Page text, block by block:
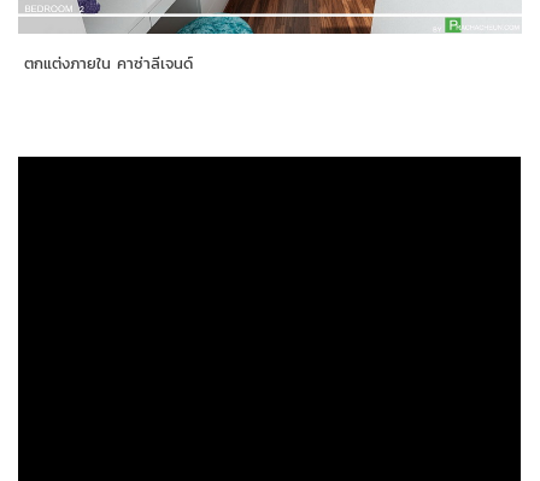
ตกแต่งภายใน คาซ่าลีเจนด์